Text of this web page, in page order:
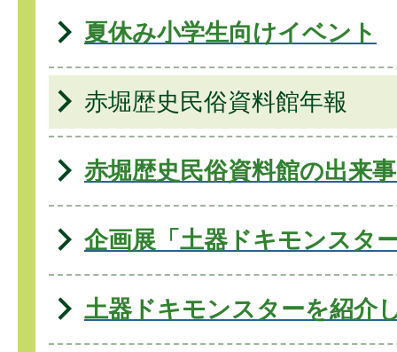
夏休み小学生向けイベント
赤堀歴史民俗資料館年報
赤堀歴史民俗資料館の出来
企画展「土器ドキモンスタ
土器ドキモンスターを紹介